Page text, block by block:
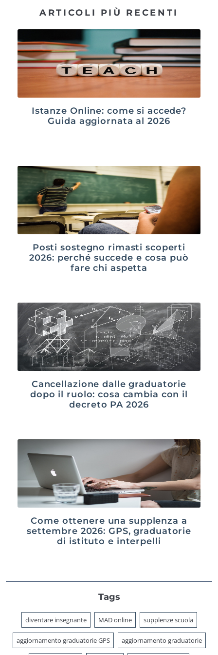
ARTICOLI PIÙ RECENTI
Istanze Online: come si accede?
Guida aggiornata al 2026
Posti sostegno rimasti scoperti
2026: perché succede e cosa può
fare chi aspetta
Cancellazione dalle graduatorie
dopo il ruolo: cosa cambia con il
decreto PA 2026
Come ottenere una supplenza a
settembre 2026: GPS, graduatorie
di istituto e interpelli
Tags
diventare insegnante MAD online supplenze scuola
aggiornamento graduatorie GPS aggiornamento graduatorie